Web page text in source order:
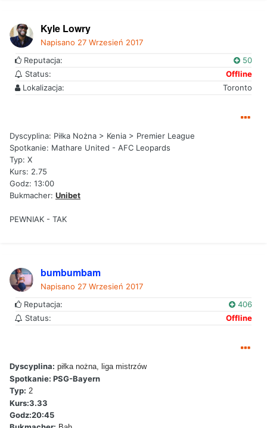
Kyle Lowry
Napisano 27 Wrzesień 2017
Reputacja:
50
Status:
Offline
Lokalizacja:
Toronto
Dyscyplina: Piłka Nożna > Kenia > Premier League
Spotkanie: Mathare United - AFC Leopards
Typ: X
Kurs: 2.75
Godz: 13:00
Bukmacher: Unibet
PEWNIAK - TAK
bumbumbam
Napisano 27 Wrzesień 2017
Reputacja:
406
Status:
Offline
Dyscyplina: piłka nożna, liga mistrzów
Spotkanie: PSG-Bayern
Typ: 2
Kurs:3.33
Godz:20:45